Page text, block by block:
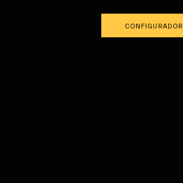
CONFIGURADOR